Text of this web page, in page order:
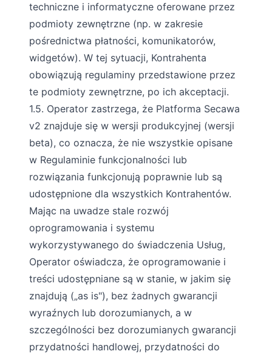
techniczne i informatyczne oferowane przez
podmioty zewnętrzne (np. w zakresie
pośrednictwa płatności, komunikatorów,
widgetów). W tej sytuacji, Kontrahenta
obowiązują regulaminy przedstawione przez
te podmioty zewnętrzne, po ich akceptacji.
1.5. Operator zastrzega, że Platforma Secawa
v2 znajduje się w wersji produkcyjnej (wersji
beta), co oznacza, że nie wszystkie opisane
w Regulaminie funkcjonalności lub
rozwiązania funkcjonują poprawnie lub są
udostępnione dla wszystkich Kontrahentów.
Mając na uwadze stale rozwój
oprogramowania i systemu
wykorzystywanego do świadczenia Usług,
Operator oświadcza, że oprogramowanie i
treści udostępniane są w stanie, w jakim się
znajdują („as is"), bez żadnych gwarancji
wyraźnych lub dorozumianych, a w
szczególności bez dorozumianych gwarancji
przydatności handlowej, przydatności do